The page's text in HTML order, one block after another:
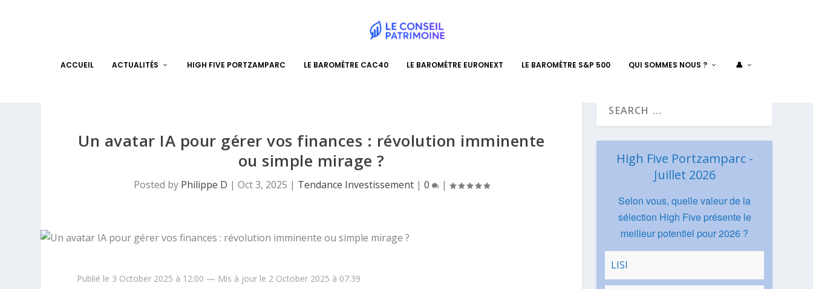
ACCUEIL ACTUALITÉS HIGH FIVE PORTZAMPARC LE BAROMÈTRE CAC40 LE BAROMÈTRE EURONEXT LE BAROMÈTRE S&P 500 QUI SOMMES NOUS ? 👤
Un avatar IA pour gérer vos finances : révolution imminente
ou simple mirage ?
Posted by Philippe D | Oct 3, 2025 | Tendance Investissement| 0 |
Publié le 3 October 2025 à 12:00 — Mis à jour le 2 October 2025 à 07:39
High Five Portzamparc -
Juillet 2026
Selon vous, quelle valeur de la
sélection High Five présente le
meilleur potentiel pour 2026 ?
LISI